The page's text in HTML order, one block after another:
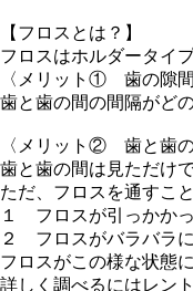
【フロスとは？】
フロスはホルダータイ
〈メリット① 歯の隙間
歯と歯の間の間隔がど
〈メリット② 歯と歯の
歯と歯の間は見ただけ
ただ、フロスを通すこ
１ フロスが引っかか
２ フロスがバラバラ
フロスがこの様な状態
詳しく調べるにはレン